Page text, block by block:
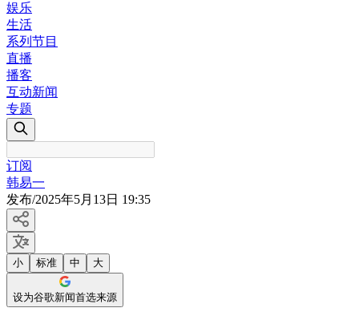
娱乐
生活
系列节目
直播
播客
互动新闻
专题
订阅
韩易一
发布/2025年5月13日 19:35
小 标准 中 大
设为谷歌新闻首选来源